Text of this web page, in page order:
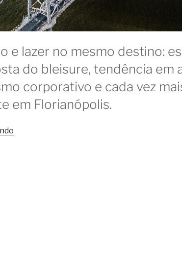
e lazer no mesmo destino:
do bleisure, tendência em
corporativo e cada vez
em Florianópolis.